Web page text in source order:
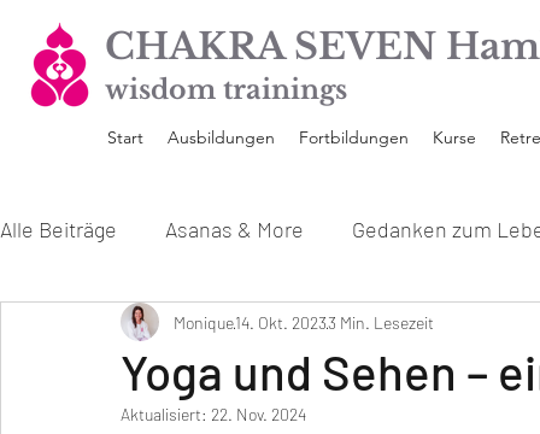
CHAKRA SEVEN
wisdom trainings
Start Ausbildungen Fortbildungen Kurse
Alle Beiträge Asanas & More Gedanken zum
Unsere Yoga Ausbildungen Interviews mit den
Yoga und Sehen –
Monique14. Okt. 20233 Min. Lesezeit
Aktualisiert: 22. Nov. 2024